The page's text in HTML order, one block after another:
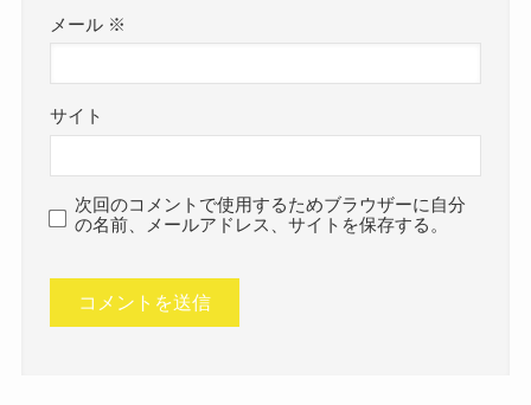
メール ※
サイト
次回のコメントで使用するためブラウザーに自分
の名前、メールアドレス、サイトを保存する。